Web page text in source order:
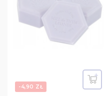
-4,90 ZŁ